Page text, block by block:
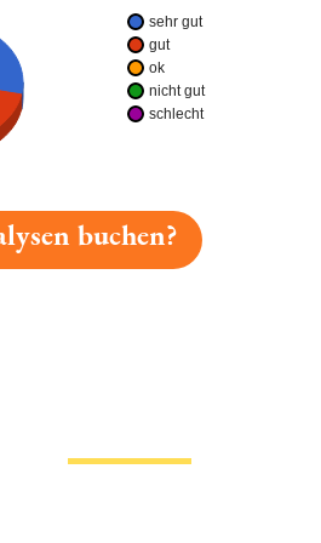
sehr gut
gut
ok
nicht gut
schlecht
buchen?